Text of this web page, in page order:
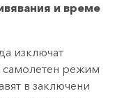
и време
изключат
самолетен режим
в заключени